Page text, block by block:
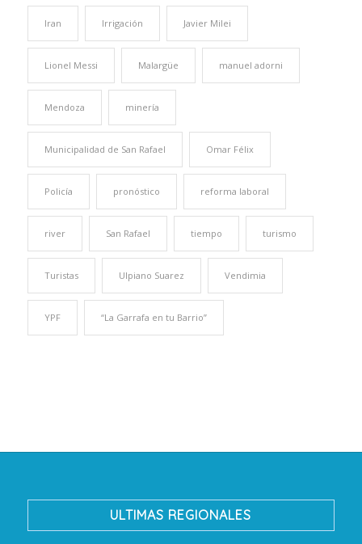
Iran Irrigación Javier Milei
Lionel Messi Malargüe manuel adorni
Mendoza minería
Municipalidad de San Rafael Omar Félix
Policía pronóstico reforma laboral
river San Rafael tiempo turismo
Turistas Ulpiano Suarez Vendimia
YPF “La Garrafa en tu Barrio”
ULTIMAS REGIONALES